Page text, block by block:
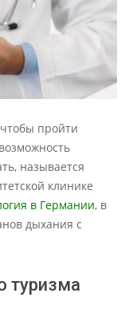
пройти
называется
клинике
в Германии, в
дыхания с
туризма